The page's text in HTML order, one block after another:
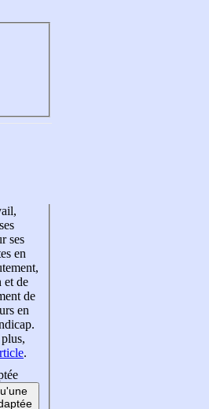
ses
en
et de
de
en
.